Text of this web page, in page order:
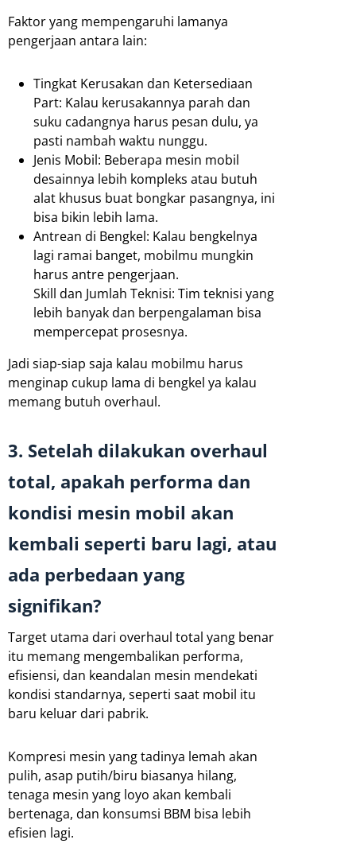
Faktor yang mempengaruhi lamanya
pengerjaan antara lain:
Tingkat Kerusakan dan Ketersediaan
Part: Kalau kerusakannya parah dan
suku cadangnya harus pesan dulu, ya
pasti nambah waktu nunggu.
Jenis Mobil: Beberapa mesin mobil
desainnya lebih kompleks atau butuh
alat khusus buat bongkar pasangnya, ini
bisa bikin lebih lama.
Antrean di Bengkel: Kalau bengkelnya
lagi ramai banget, mobilmu mungkin
harus antre pengerjaan.
Skill dan Jumlah Teknisi: Tim teknisi yang
lebih banyak dan berpengalaman bisa
mempercepat prosesnya.
Jadi siap-siap saja kalau mobilmu harus
menginap cukup lama di bengkel ya kalau
memang butuh overhaul.
3. Setelah dilakukan overhaul
total, apakah performa dan
kondisi mesin mobil akan
kembali seperti baru lagi, atau
ada perbedaan yang
signifikan?
Target utama dari overhaul total yang benar
itu memang mengembalikan performa,
efisiensi, dan keandalan mesin mendekati
kondisi standarnya, seperti saat mobil itu
baru keluar dari pabrik.
Kompresi mesin yang tadinya lemah akan
pulih, asap putih/biru biasanya hilang,
tenaga mesin yang loyo akan kembali
bertenaga, dan konsumsi BBM bisa lebih
efisien lagi.